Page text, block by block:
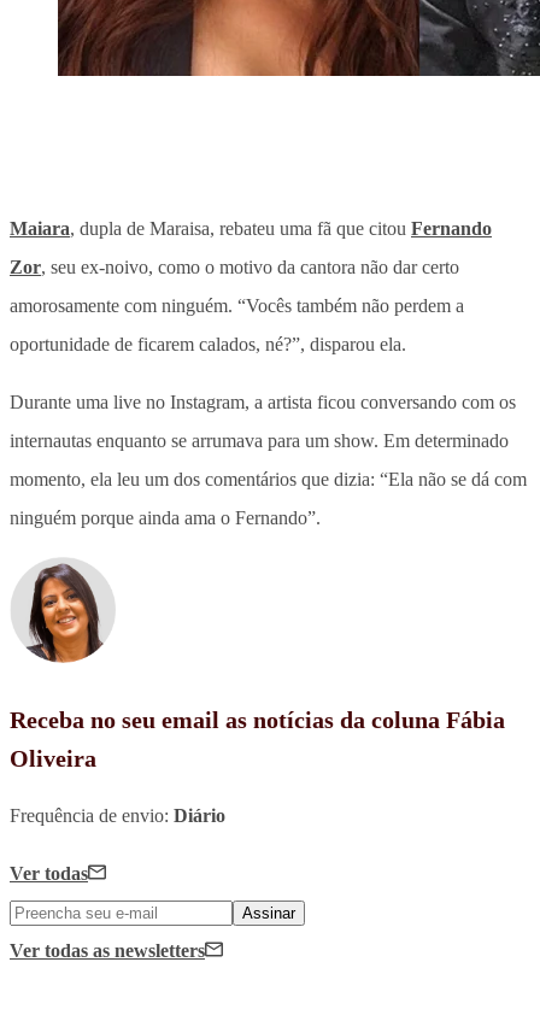
Maiara, dupla de Maraisa, rebateu uma fã que citou Fernando
Zor, seu ex-noivo, como o motivo da cantora não dar certo
amorosamente com ninguém. “Vocês também não perdem a
oportunidade de ficarem calados, né?”, disparou ela.
Durante uma live no Instagram, a artista ficou conversando com os
internautas enquanto se arrumava para um show. Em determinado
momento, ela leu um dos comentários que dizia: “Ela não se dá com
ninguém porque ainda ama o Fernando”.
Receba no seu email as notícias da coluna Fábia
Oliveira
Frequência de envio: Diário
Ver todas
Assinar
Ver todas as newsletters